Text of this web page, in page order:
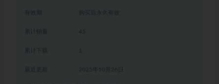
有效期 购买后永久有效
累计销量 45
累计下载 1
2025年10月26日